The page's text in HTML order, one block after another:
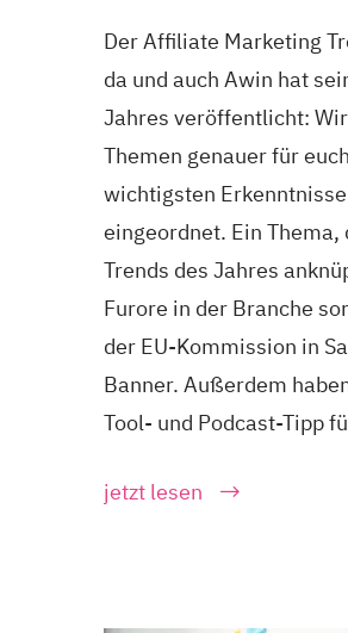
Der Affiliate Marketing
da und auch Awin hat
Jahres veröffentlicht:
Themen genauer für
wichtigsten
eingeordnet. Ein Thema,
Trends des Jahres
Furore in der Branche
der EU-Kommission in
Banner. Außerdem
Tool- und Podcast-Tipp
jetzt lesen